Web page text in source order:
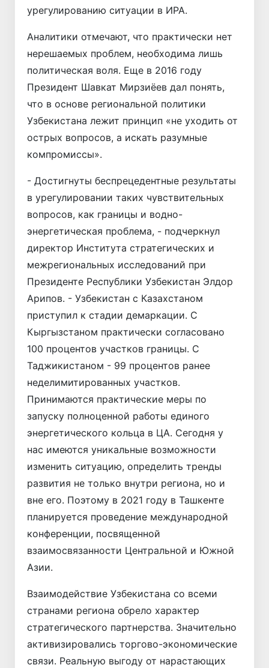
урегулированию ситуации в ИРА.
Аналитики отмечают, что практически нет
нерешаемых проблем, необходима лишь
политическая воля. Еще в 2016 году
Президент Шавкат Мирзиёев дал понять,
что в основе региональной политики
Узбекистана лежит принцип «не уходить от
острых вопросов, а искать разумные
компромиссы».
- Достигнуты беспрецедентные результаты
в урегулировании таких чувствительных
вопросов, как границы и водно-
энергетическая проблема, - подчеркнул
директор Института стратегических и
межрегиональных исследований при
Президенте Республики Узбекистан Элдор
Арипов. - Узбекистан с Казахстаном
приступил к стадии демаркации. С
Кыргызстаном практически согласовано
100 процентов участков границы. С
Таджикистаном - 99 процентов ранее
неделимитированных участков.
Принимаются практические меры по
запуску полноценной работы единого
энергетического кольца в ЦА. Сегодня у
нас имеются уникальные возможности
изменить ситуацию, определить тренды
развития не только внутри региона, но и
вне его. Поэтому в 2021 году в Ташкенте
планируется проведение международной
конференции, посвященной
взаимосвязанности Центральной и Южной
Азии.
Взаимодействие Узбекистана со всеми
странами региона обрело характер
стратегического партнерства. Значительно
активизировались торгово-экономические
связи. Реальную выгоду от нарастающих